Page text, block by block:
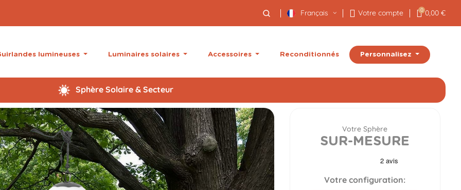
Français Votre compte 0 0,00 €
lumineuses Luminaires solaires Accessoires Reconditionnés Personnalisez
Sphère Solaire & Secteur
Votre Sphère
SUR-MESURE
Votre configuration: